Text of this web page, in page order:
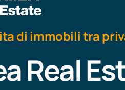
di immobili tra
Real